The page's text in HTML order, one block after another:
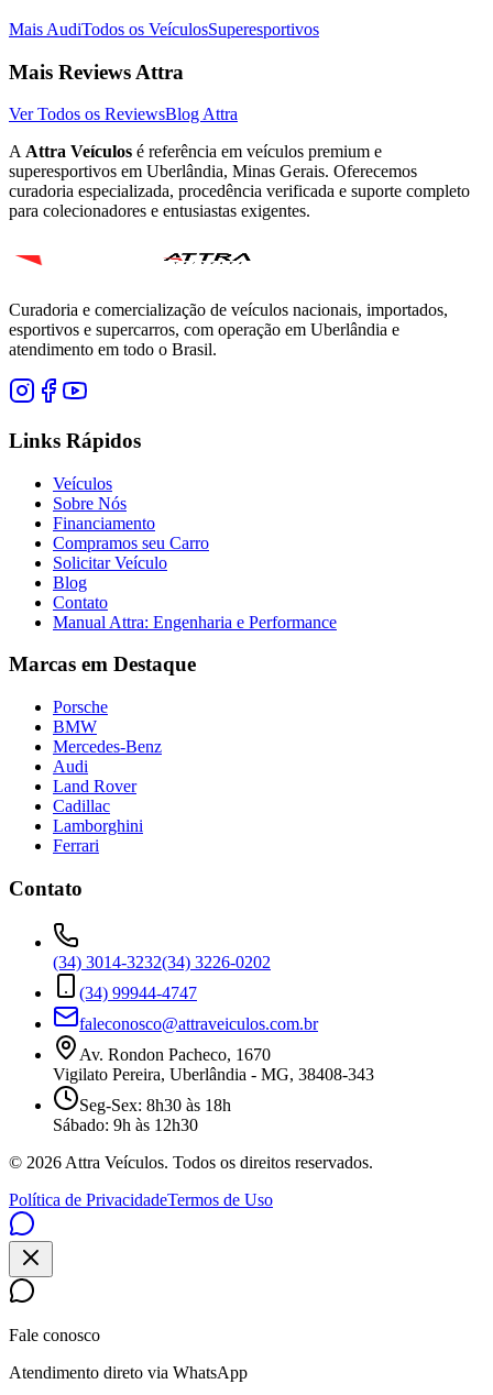
Mais AudiTodos os VeículosSuperesportivos
Mais Reviews Attra
Ver Todos os ReviewsBlog Attra
A Attra Veículos é referência em veículos premium e
superesportivos em Uberlândia, Minas Gerais. Oferecemos
curadoria especializada, procedência verificada e suporte completo
para colecionadores e entusiastas exigentes.
Curadoria e comercialização de veículos nacionais, importados,
esportivos e supercarros, com operação em Uberlândia e
atendimento em todo o Brasil.
Links Rápidos
Veículos
Sobre Nós
Financiamento
Compramos seu Carro
Solicitar Veículo
Blog
Contato
Manual Attra: Engenharia e Performance
Marcas em Destaque
Porsche
BMW
Mercedes-Benz
Audi
Land Rover
Cadillac
Lamborghini
Ferrari
Contato
(34) 3014-3232(34) 3226-0202
(34) 99944-4747
faleconosco@attraveiculos.com.br
Av. Rondon Pacheco, 1670
Vigilato Pereira, Uberlândia - MG, 38408-343
Seg-Sex: 8h30 às 18h
Sábado: 9h às 12h30
© 2026 Attra Veículos. Todos os direitos reservados.
Política de PrivacidadeTermos de Uso
Fale conosco
Atendimento direto via WhatsApp